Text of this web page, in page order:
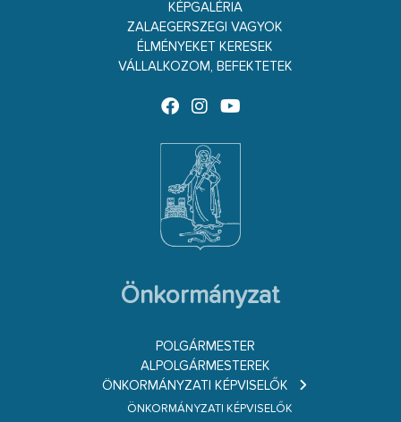
KÉPGALÉRIA
ZALAEGERSZEGI VAGYOK
ÉLMÉNYEKET KERESEK
VÁLLALKOZOM, BEFEKTETEK
Önkormányzat
POLGÁRMESTER
ALPOLGÁRMESTEREK
ÖNKORMÁNYZATI KÉPVISELŐK
ÖNKORMÁNYZATI KÉPVISELŐK